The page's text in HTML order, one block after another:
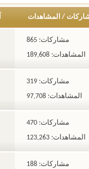
/ المشاهدات
مشاركات: 865
المشاهدات: 189,608
مشاركات: 319
المشاهدات: 97,708
مشاركات: 470
المشاهدات: 123,263
مشاركات: 188